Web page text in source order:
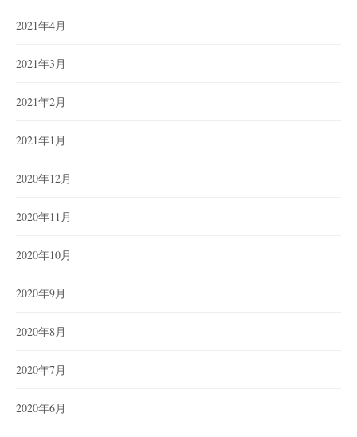
2021年4月
2021年3月
2021年2月
2021年1月
2020年12月
2020年11月
2020年10月
2020年9月
2020年8月
2020年7月
2020年6月